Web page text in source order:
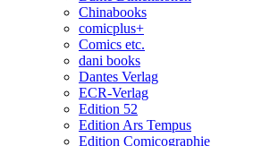
Chinabooks
comicplus+
Comics etc.
dani books
Dantes Verlag
ECR-Verlag
Edition 52
Edition Ars Tempus
Edition Comicographie